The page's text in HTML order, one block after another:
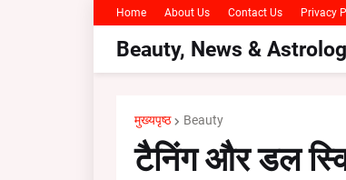
Home About Us Contact Us Privacy
Beauty, News &
मुख्यपृष्ठ Beauty
टैनिंग और डल